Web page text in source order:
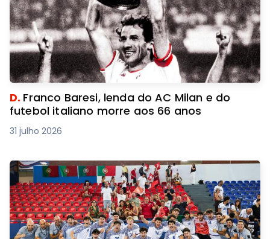
D. Franco Baresi, lenda do AC Milan e do
futebol italiano morre aos 66 anos
31 julho 2026